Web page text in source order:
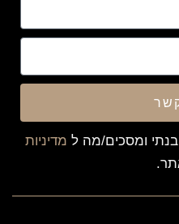
ומסכים/מה ל מדיניות